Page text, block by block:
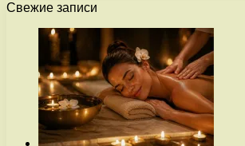
Свежие записи